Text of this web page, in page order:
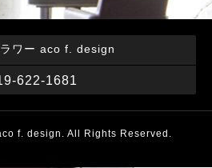
ワー aco f. design
622-1681
f. design . All Rights Reserved.